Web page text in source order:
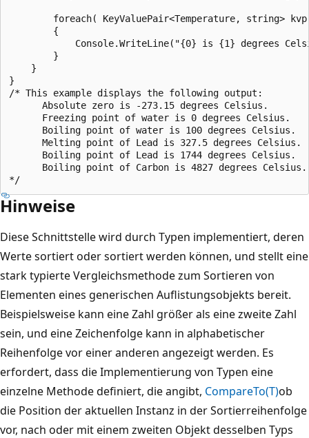
foreach( KeyValuePair<Temperature, string>
        {
Console.WriteLine("{0} is {1} degrees
        }
    }
}
/* This example displays the following output:
      Absolute zero is -273.15 degrees Celsius.
      Freezing point of water is 0 degrees Celsius.
      Boiling point of water is 100 degrees Celsius.
      Melting point of Lead is 327.5 degrees Celsius.
      Boiling point of Lead is 1744 degrees Celsius.
      Boiling point of Carbon is 4827 degrees Celsius.
Hinweise
Diese Schnittstelle wird durch Typen implementiert, deren
Werte sortiert oder sortiert werden können, und stellt eine
stark typierte Vergleichsmethode zum Sortieren von
Elementen eines generischen Auflistungsobjekts bereit.
Beispielsweise kann eine Zahl größer als eine zweite Zahl
sein, und eine Zeichenfolge kann in alphabetischer
Reihenfolge vor einer anderen angezeigt werden. Es
erfordert, dass die Implementierung von Typen eine
einzelne Methode definiert, die angibt, CompareTo(T)ob
die Position der aktuellen Instanz in der Sortierreihenfolge
vor, nach oder mit einem zweiten Objekt desselben Typs